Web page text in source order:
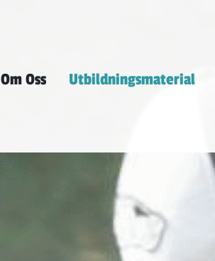
Om Oss Utbildningsmaterial